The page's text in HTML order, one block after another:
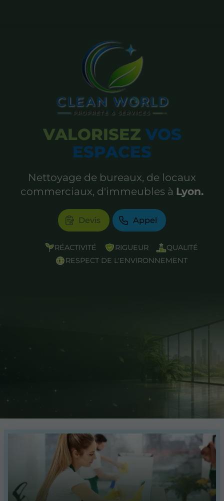
VALORISEZ VOS
ESPACES
Nettoyage de bureaux, de locaux
commerciaux, d'immeubles à Lyon.
Devis Appel
RÉACTIVITÉ RIGUEUR
QUALITÉ
RESPECT DE L'ENVIRONNEMENT